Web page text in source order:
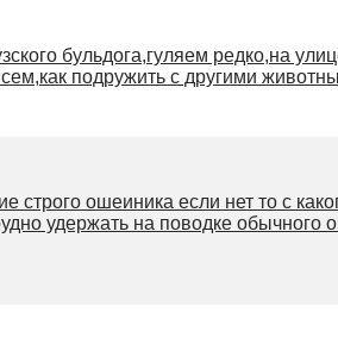
бульдога,гуляем редко,на
подружить с другими
ошеиника если нет то с
удержать на поводке обычного